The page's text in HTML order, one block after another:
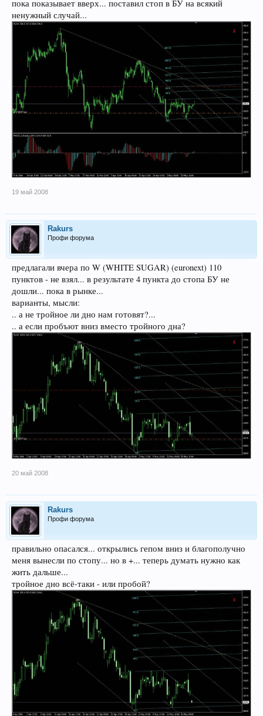
пока показывает вверх... поставил стоп в БУ на всякий
ненужный случай...
19 май 2008
Rakurs
Профи форума
предлагали вчера по W (WHITE SUGAR) (euronext) 110
пунктов - не взял... в результате 4 пункта до стопа БУ не
дошли... пока в рынке...
варианты, мысли:
.. а не тройное ли дно нам готовят?...
.. а если пробъют вниз вместо тройного дна?
20 май 2008
Rakurs
Профи форума
правильно опасался... открылись гепом вниз и благополучно
меня вынесли по стопу... но в +... теперь думать нужно как
жить дальше...
тройное дно всё-таки - или пробой?